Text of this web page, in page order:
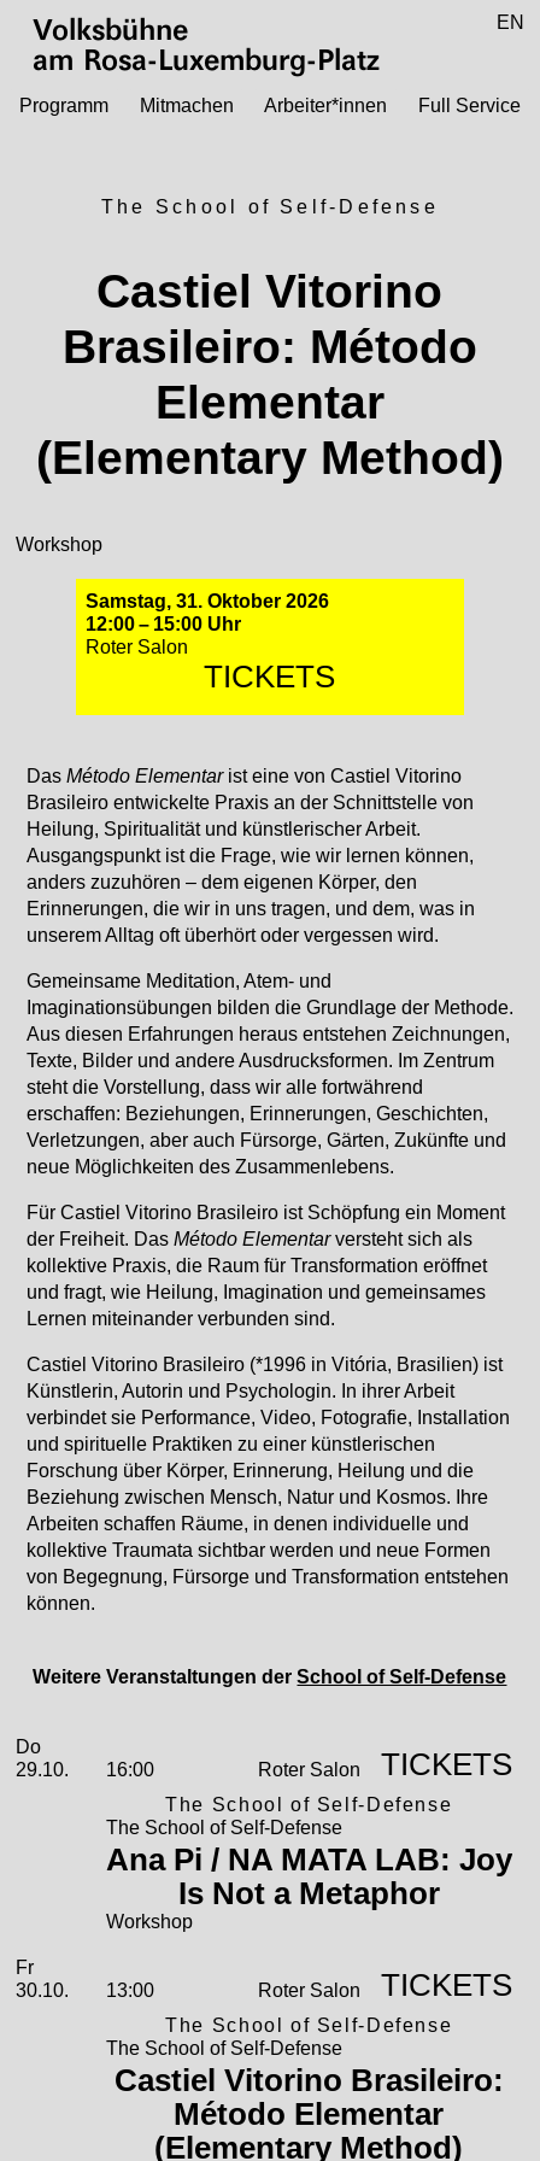
Volksbühne
am Rosa-Luxemburg-Platz
Programm Mitmachen Arbeiter*innen Full Service
DE
EN
The School of Self-Defense
Castiel Vitorino
Brasileiro: Método
Elementar
(Elementary Method)
Workshop
Samstag, 31. Oktober 2026
12:00 – 15:00 Uhr
Roter Salon
TICKETS
Das Método Elementarist eine von Castiel Vitorino
Brasileiro entwickelte Praxis an der Schnittstelle von
Heilung, Spiritualität und künstlerischer Arbeit.
Ausgangspunkt ist die Frage, wie wir lernen können,
anders zuzuhören – dem eigenen Körper, den
Erinnerungen, die wir in uns tragen, und dem, was in
unserem Alltag oft überhört oder vergessen wird.
Gemeinsame Meditation, Atem- und
Imaginationsübungen bilden die Grundlage der Methode.
Aus diesen Erfahrungen heraus entstehen Zeichnungen,
Texte, Bilder und andere Ausdrucksformen. Im Zentrum
steht die Vorstellung, dass wir alle fortwährend
erschaffen: Beziehungen, Erinnerungen, Geschichten,
Verletzungen, aber auch Fürsorge, Gärten, Zukünfte und
neue Möglichkeiten des Zusammenlebens.
Für Castiel Vitorino Brasileiro ist Schöpfung ein Moment
der Freiheit. Das Método Elementarversteht sich als
kollektive Praxis, die Raum für Transformation eröffnet
und fragt, wie Heilung, Imagination und gemeinsames
Lernen miteinander verbunden sind.
Castiel Vitorino Brasileiro (*1996 in Vitória, Brasilien) ist
Künstlerin, Autorin und Psychologin. In ihrer Arbeit
verbindet sie Performance, Video, Fotografie, Installation
und spirituelle Praktiken zu einer künstlerischen
Forschung über Körper, Erinnerung, Heilung und die
Beziehung zwischen Mensch, Natur und Kosmos. Ihre
Arbeiten schaffen Räume, in denen individuelle und
kollektive Traumata sichtbar werden und neue Formen
von Begegnung, Fürsorge und Transformation entstehen
können.
Weitere Veranstaltungen derSchool of Self-Defense
Aufführungen
2026
Oktober
Donnerstag, 29. Oktober 2026
Do
29.10.
16:00
Roter Salon
The School of Self-Defense
The School of Self-Defense
Ana Pi / NA MATA LAB: Joy
Is Not a Metaphor
Workshop
TICKETS
Freitag, 30. Oktober 2026
Fr
30.10.
13:00
Roter Salon
The School of Self-Defense
The School of Self-Defense
Castiel Vitorino Brasileiro:
Método Elementar
(Elementary Method)
TICKETS